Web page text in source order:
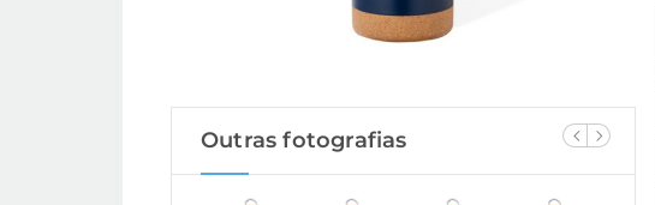
Outras fotografias